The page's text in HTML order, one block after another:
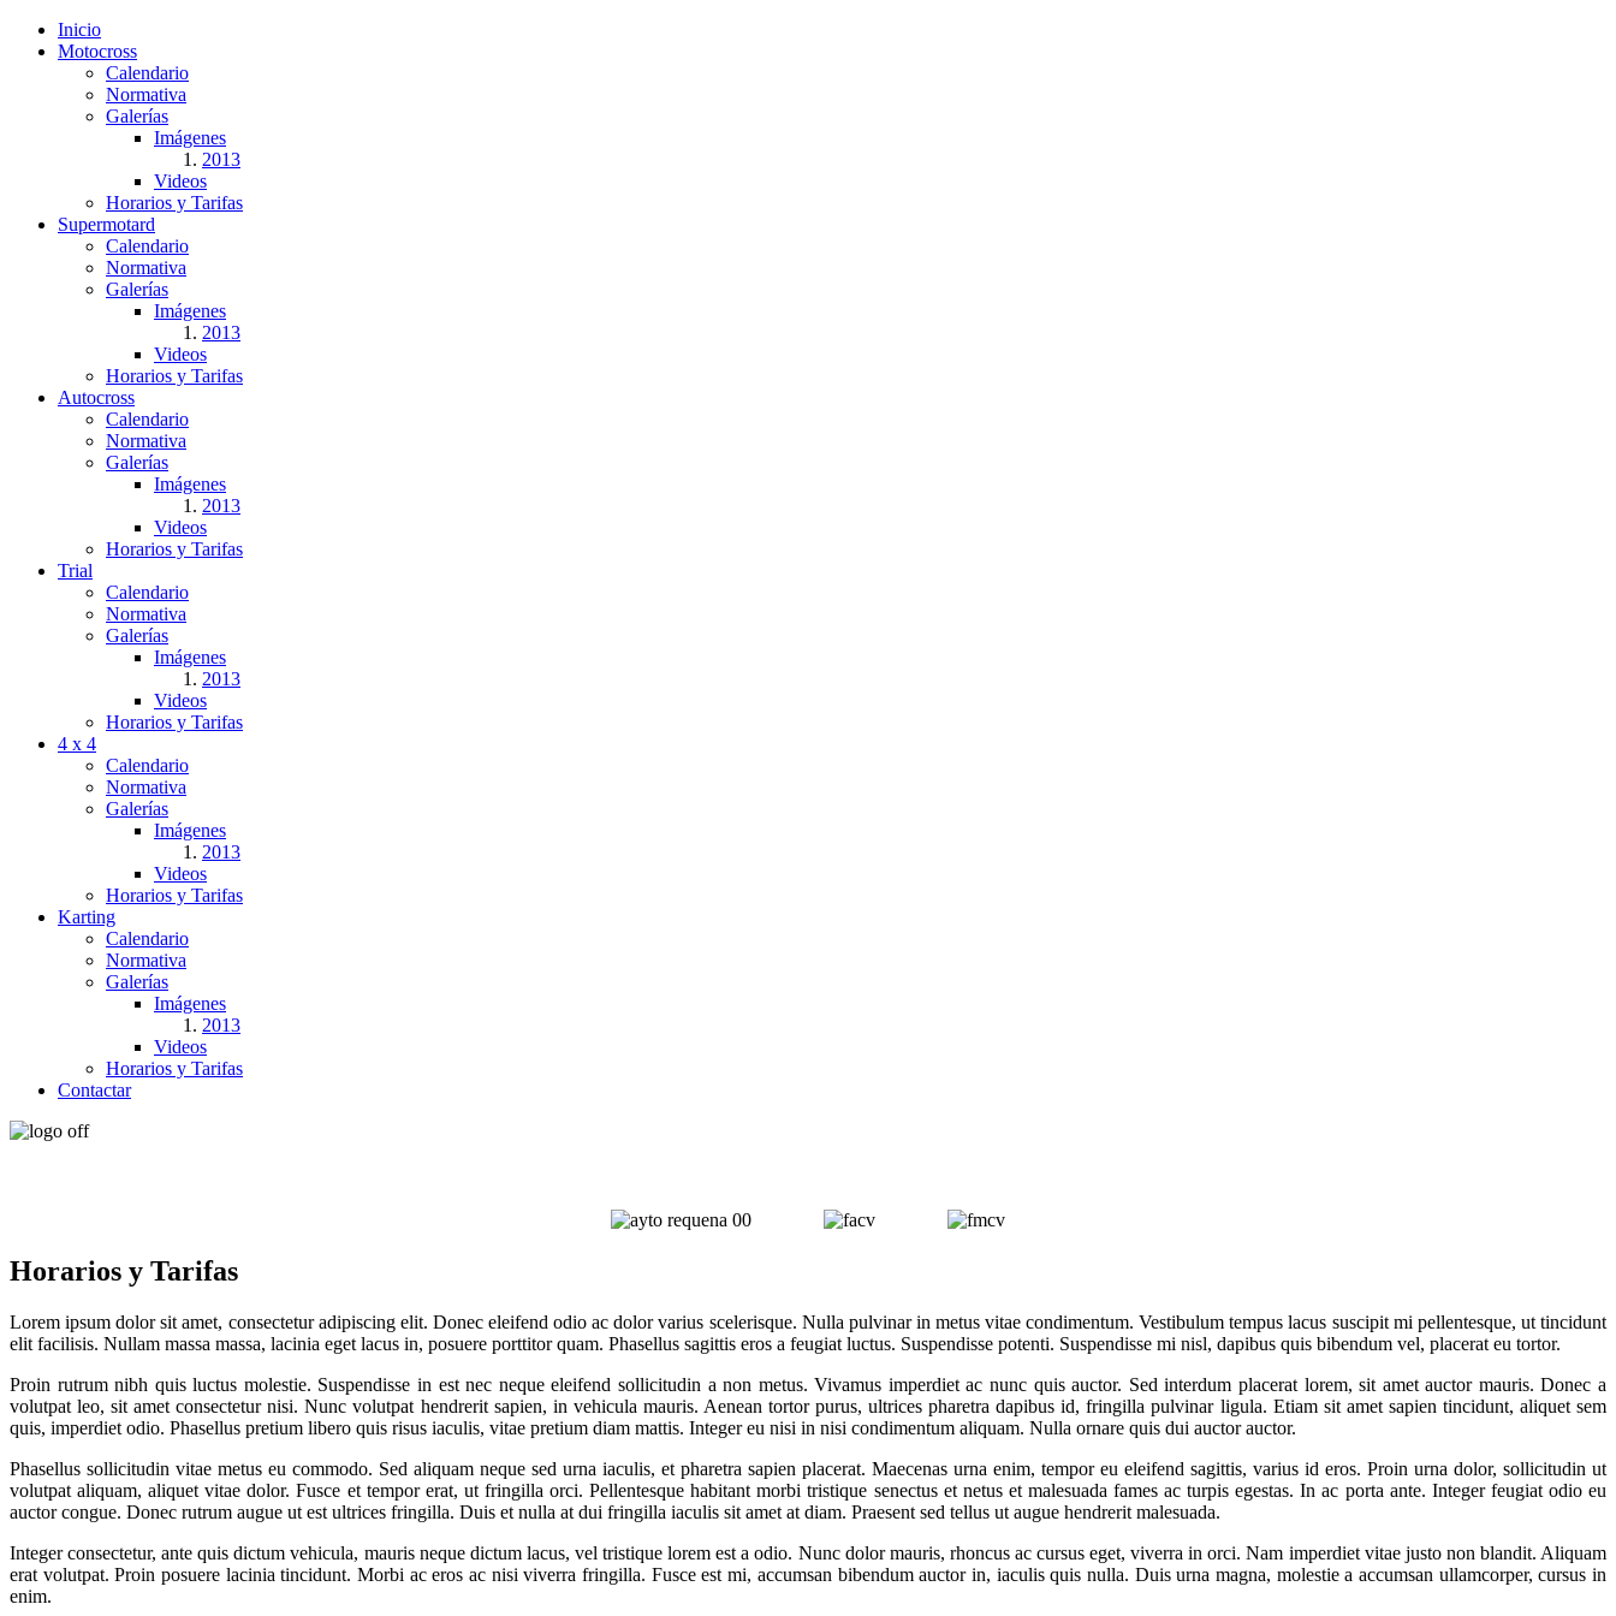
Inicio
Motocross
Calendario
Normativa
Galerías
Imágenes
2013
Videos
Horarios y Tarifas
Supermotard
Calendario
Normativa
Galerías
Imágenes
2013
Videos
Horarios y Tarifas
Autocross
Calendario
Normativa
Galerías
Imágenes
2013
Videos
Horarios y Tarifas
Trial
Calendario
Normativa
Galerías
Imágenes
2013
Videos
Horarios y Tarifas
4 x 4
Calendario
Normativa
Galerías
Imágenes
2013
Videos
Horarios y Tarifas
Karting
Calendario
Normativa
Galerías
Imágenes
2013
Videos
Horarios y Tarifas
Contactar
Horarios y Tarifas
Lorem ipsum dolor sit amet, consectetur adipiscing elit. Donec eleifend odio ac dolor varius scelerisque. Nulla pulvinar in metus vitae condimentum. Vestibulum tempus lacus suscipit mi pellentesque, ut tincidunt
elit facilisis. Nullam massa massa, lacinia eget lacus in, posuere porttitor quam. Phasellus sagittis eros a feugiat luctus. Suspendisse potenti. Suspendisse mi nisl, dapibus quis bibendum vel, placerat eu tortor.
Proin rutrum nibh quis luctus molestie. Suspendisse in est nec neque eleifend sollicitudin a non metus. Vivamus imperdiet ac nunc quis auctor. Sed interdum placerat lorem, sit amet auctor mauris. Donec a
volutpat leo, sit amet consectetur nisi. Nunc volutpat hendrerit sapien, in vehicula mauris. Aenean tortor purus, ultrices pharetra dapibus id, fringilla pulvinar ligula. Etiam sit amet sapien tincidunt, aliquet sem
quis, imperdiet odio. Phasellus pretium libero quis risus iaculis, vitae pretium diam mattis. Integer eu nisi in nisi condimentum aliquam. Nulla ornare quis dui auctor auctor.
Phasellus sollicitudin vitae metus eu commodo. Sed aliquam neque sed urna iaculis, et pharetra sapien placerat. Maecenas urna enim, tempor eu eleifend sagittis, varius id eros. Proin urna dolor, sollicitudin ut
volutpat aliquam, aliquet vitae dolor. Fusce et tempor erat, ut fringilla orci. Pellentesque habitant morbi tristique senectus et netus et malesuada fames ac turpis egestas. In ac porta ante. Integer feugiat odio eu
auctor congue. Donec rutrum augue ut est ultrices fringilla. Duis et nulla at dui fringilla iaculis sit amet at diam. Praesent sed tellus ut augue hendrerit malesuada.
Integer consectetur, ante quis dictum vehicula, mauris neque dictum lacus, vel tristique lorem est a odio. Nunc dolor mauris, rhoncus ac cursus eget, viverra in orci. Nam imperdiet vitae justo non blandit. Aliquam
erat volutpat. Proin posuere lacinia tincidunt. Morbi ac eros ac nisi viverra fringilla. Fusce est mi, accumsan bibendum auctor in, iaculis quis nulla. Duis urna magna, molestie a accumsan ullamcorper, cursus in
enim.